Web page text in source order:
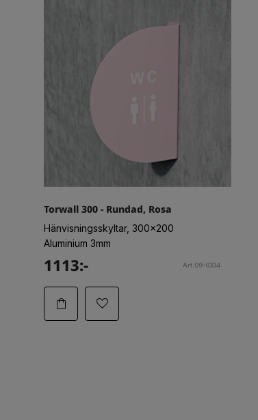
Torwall 300 - Rundad, Rosa
Hänvisningsskyltar, 300x200
Aluminium 3mm
1113:- Art.09-0334